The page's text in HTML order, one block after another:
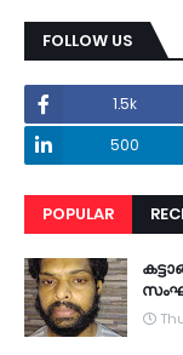
FOLLOW US
1.5k
500
POPULAR